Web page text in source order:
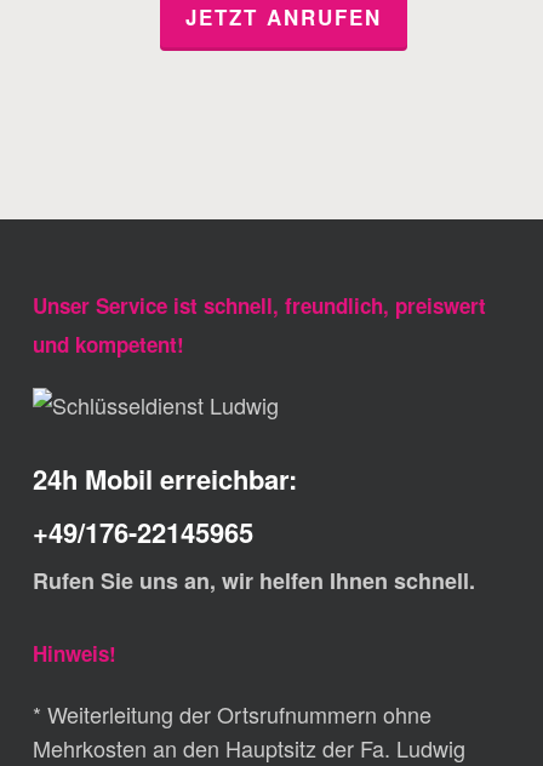
JETZT ANRUFEN
Unser Service ist schnell, freundlich, preiswert
und kompetent!
24h Mobil erreichbar:
+49/176-22145965
Rufen Sie uns an, wir helfen Ihnen schnell.
Hinweis!
* Weiterleitung der Ortsrufnummern ohne
Mehrkosten an den Hauptsitz der Fa. Ludwig